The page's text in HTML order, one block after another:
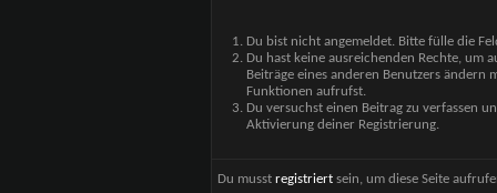
Du bist nicht angemeldet. Bitte fülle die
Du hast keine ausreichenden Rechte, um
Beiträge eines anderen Benutzers
Funktionen aufrufst.
Du versuchst einen Beitrag zu verfassen
Aktivierung deiner Registrierung.
Du musst registriertsein, um diese Seite